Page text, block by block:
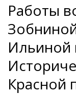
Работы
Ильиной
Красной